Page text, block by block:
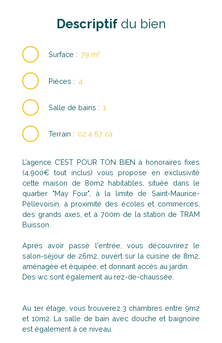
Descriptifdu bien
Surface : 79 m²
Pièces : 4
Salle de bains : 1
Terrain : 02 a 67 ca
L’agence C’EST POUR TON BIEN à honoraires fixes
(4.900€ tout inclus) vous propose en exclusivité
cette maison de 80m2 habitables, située dans le
quartier "May Four", à la limite de Saint-Maurice-
Pellevoisin, à proximité des écoles et commerces,
des grands axes, et à 700m de la station de TRAM
Buisson.
Après avoir passé l'entrée, vous découvrirez le
salon-séjour de 26m2, ouvert sur la cuisine de 8m2,
aménagée et équipée, et donnant accès au jardin.
Des wc sont également au rez-de-chaussée.
Au 1er étage, vous trouverez 3 chambres entre 9m2
et 10m2. La salle de bain avec douche et baignoire
est également à ce niveau.